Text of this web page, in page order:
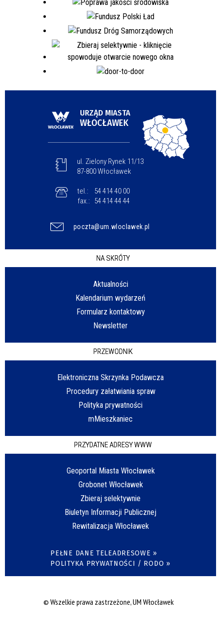
URZĄD MIASTA
WŁOCŁAWEK
ul. Zielony Rynek 11/13
87-800 Włocławek
tel.:
54 414 40 00
fax.:
54 414 44 44
poczta@um.wloclawek.pl
NA SKRÓTY
Aktualności
Kalendarium wydarzeń
Formularz kontaktowy
Newsletter
PRZEWODNIK
Elektroniczna Skrzynka Podawcza
Procedury załatwiania spraw
Polityka prywatności
mMieszkaniec
PRZYDATNE ADRESY WWW
Geoportal Miasta Włocławek
Grobonet Włocławek
Zbieraj selektywnie
Biuletyn Informacji Publicznej
Rewitalizacja Włocławek
PEŁNE DANE TELEADRESOWE »
POLITYKA PRYWATNOŚCI / RODO »
© Wszelkie prawa zastrzeżone, UM Włocławek